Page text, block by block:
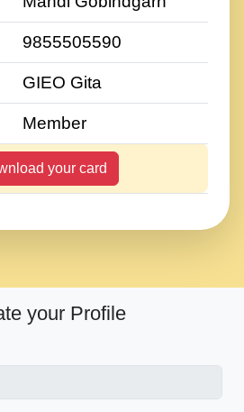
9855505590
GIEO Gita
Member
your card
your Profile